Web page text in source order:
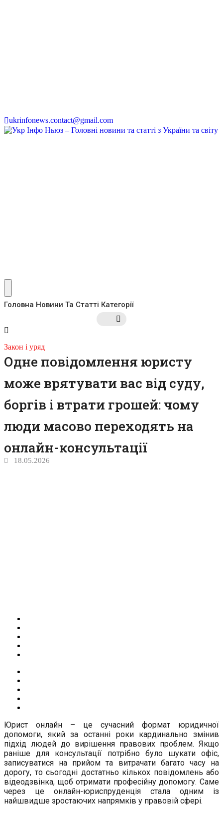
ukrinfonews.contact@gmail.com
Головна Новини Та Статті Категорії
Закон і уряд
Одне повідомлення юристу
може врятувати вас від суду,
боргів і втрати грошей: чому
люди масово переходять на
онлайн-консультації
18.05.2026
Юрист онлайн – це сучасний формат юридичної
допомоги, який за останні роки кардинально змінив
підхід людей до вирішення правових проблем. Якщо
раніше для консультації потрібно було шукати офіс,
записуватися на прийом та витрачати багато часу на
дорогу, то сьогодні достатньо кількох повідомлень або
відеодзвінка, щоб отримати професійну допомогу. Саме
через це онлайн-юриспруденція стала одним із
найшвидше зростаючих напрямків у правовій сфері.